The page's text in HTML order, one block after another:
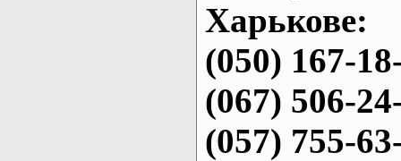
Харькове:
(050) 167-
(067) 506-
(057) 755-